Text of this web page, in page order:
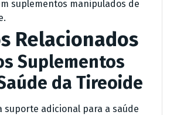
suplementos manipulados de
Relacionados
Suplementos
da Tireoide
suporte adicional para a saúde